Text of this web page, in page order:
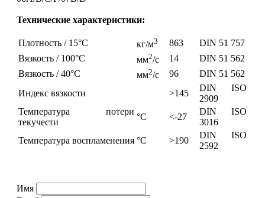
Технические характеристики:
Плотность / 15°С кг/м3 863
DIN 51 757
Вязкость / 100°С
мм2/с 14
DIN 51 562
Вязкость / 40°С
мм2/с 96
DIN 51 562
Индекс вязкости
>145
DIN ISO
2909
Температура потери
текучести
°С <-27
DIN ISO
3016
Температура воспламенения °С >190
DIN ISO
2592
Имя